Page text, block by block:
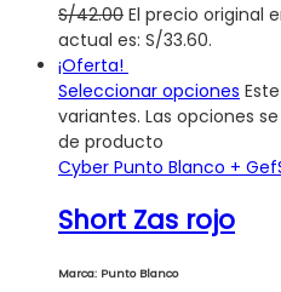
S/42.00 El precio original
actual es: S/33.60.
¡Oferta!
Seleccionar opciones
variantes. Las opciones
de producto
Cyber Punto Blanco + Gef
Short Zas rojo
Marca: Punto Blanco